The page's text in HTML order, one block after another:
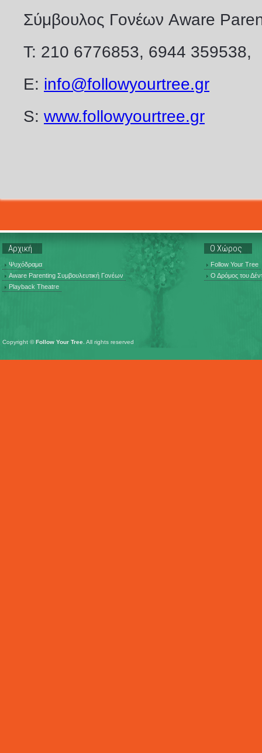
Σύμβουλος Γονέων Aware
Τ: 210 6776853, 6944 359538,
Ε: info@followyourtree.gr
S: www.followyourtree.gr
Αρχική
Ψυχόδραμα
Aware Parenting Συμβουλευτική Γονέων
Playback Theatre
Ο Χώρος
Follow Your Tree
Ο Δρόμος του
Copyright © Follow Your Tree. All rights reserved